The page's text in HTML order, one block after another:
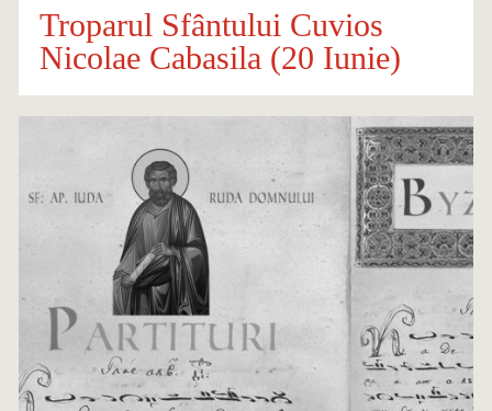
Troparul Sfântului Cuvios
Nicolae Cabasila (20 Iunie)